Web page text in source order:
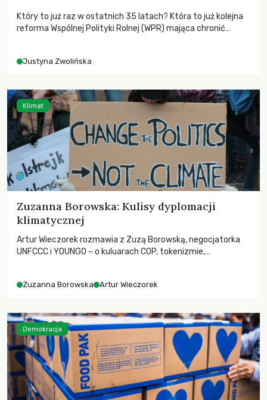
Który to już raz w ostatnich 35 latach? Która to już kolejna
reforma Wspólnej Polityki Rolnej (WPR) mająca chronić
Justyna Zwolińska
Zuzanna Borowska: Kulisy dyplomacji
klimatycznej
Artur Wieczorek rozmawia z Zuzą Borowską, negocjatorka
UNFCCC i YOUNGO – o kuluarach COP, tokenizmie,
Zuzanna Borowska Artur Wieczorek
Klimat
Demokracja